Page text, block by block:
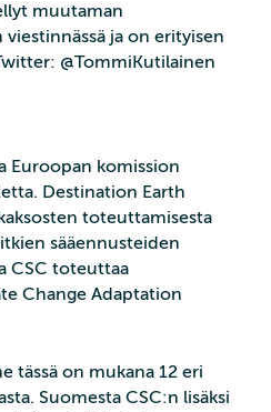
muutaman
ja on erityisen
@TommiKutilainen
Euroopan komission
Destination Earth
toteuttamisesta
sääennusteiden
CSC toteuttaa
Change Adaptation
tässä on mukana 12 eri
Suomesta CSC:n lisäksi